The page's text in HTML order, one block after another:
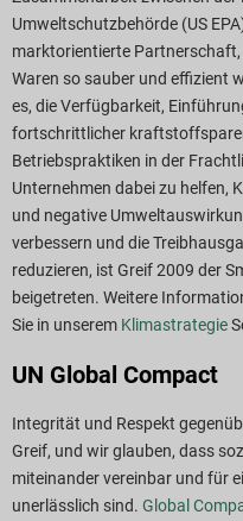
Umweltschutzbehörde (US
marktorientierte Partnerschaft,
Waren so sauber und effizient
es, die Verfügbarkeit,
fortschrittlicher
Betriebspraktiken in der
Unternehmen dabei zu helfen,
und negative
verbessern und die
reduzieren, ist Greif 2009 der
beigetreten. Weitere
Sie in unserem Klimastrategie
UN Global Compact
Integrität und Respekt
Greif, und wir glauben, dass
miteinander vereinbar und für
unerlässlich sind. Global